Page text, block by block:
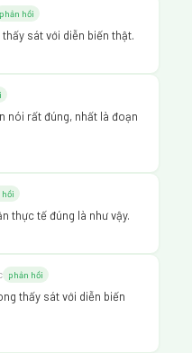
phản hồi
sát với diễn biến thật.
nói rất đúng, nhất là đoạn
hồi
thực tế đúng là như vậy.
phản hồi
thấy sát với diễn biến